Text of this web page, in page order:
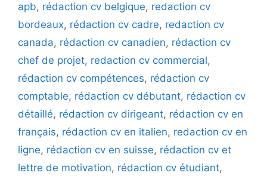
apb, rédaction cv belgique, redaction cv
bordeaux, rédaction cv cadre, redaction cv
canada, rédaction cv canadien, rédaction cv
chef de projet, redaction cv commercial,
rédaction cv compétences, rédaction cv
comptable, rédaction cv débutant, rédaction cv
détaillé, rédaction cv dirigeant, rédaction cv en
français, rédaction cv en italien, redaction cv en
ligne, rédaction cv en suisse, rédaction cv et
lettre de motivation, rédaction cv étudiant,